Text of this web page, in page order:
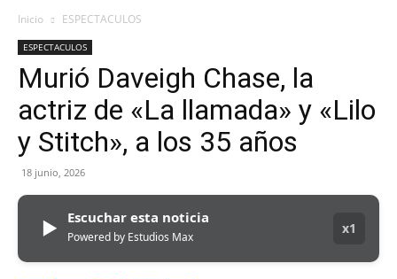
Inicio ESPECTACULOS
ESPECTACULOS
Murió Daveigh Chase, la
actriz de «La llamada» y «Lilo
y Stitch», a los 35 años
18 junio, 2026
▶ Escuchar esta noticia
Powered by Estudios Max
x1